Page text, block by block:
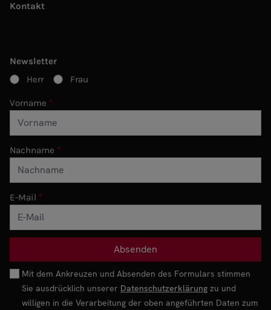
Kontakt
Newsletter
Herr
Frau
Vorname
Nachname
E-Mail
Mit dem Ankreuzen und Absenden des Formulars stimmen
Sie ausdrücklich unserer Datenschutzerklärung zu und
willigen in die Verarbeitung der oben angeführten Daten zum